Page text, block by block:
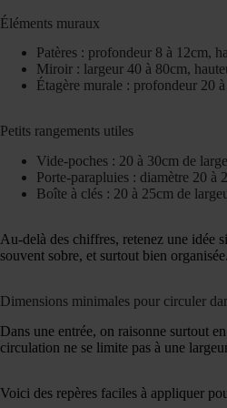
Éléments muraux
Patères : profondeur 8 à 12cm,
Miroir : largeur 40 à 80cm,
Étagère murale : profondeur 20
Petits rangements utiles
Vide-poches : 20 à 30cm de
Porte-parapluies : diamètre 20 à
Boîte à clés : 20 à 25cm de
Au-delà des chiffres, retenez une idée
souvent sobre, et surtout bien organisée.
Dimensions minimales pour circuler
Dans une entrée, on raisonne surtout
circulation ne se limite pas à une
Voici des repères faciles à appliquer